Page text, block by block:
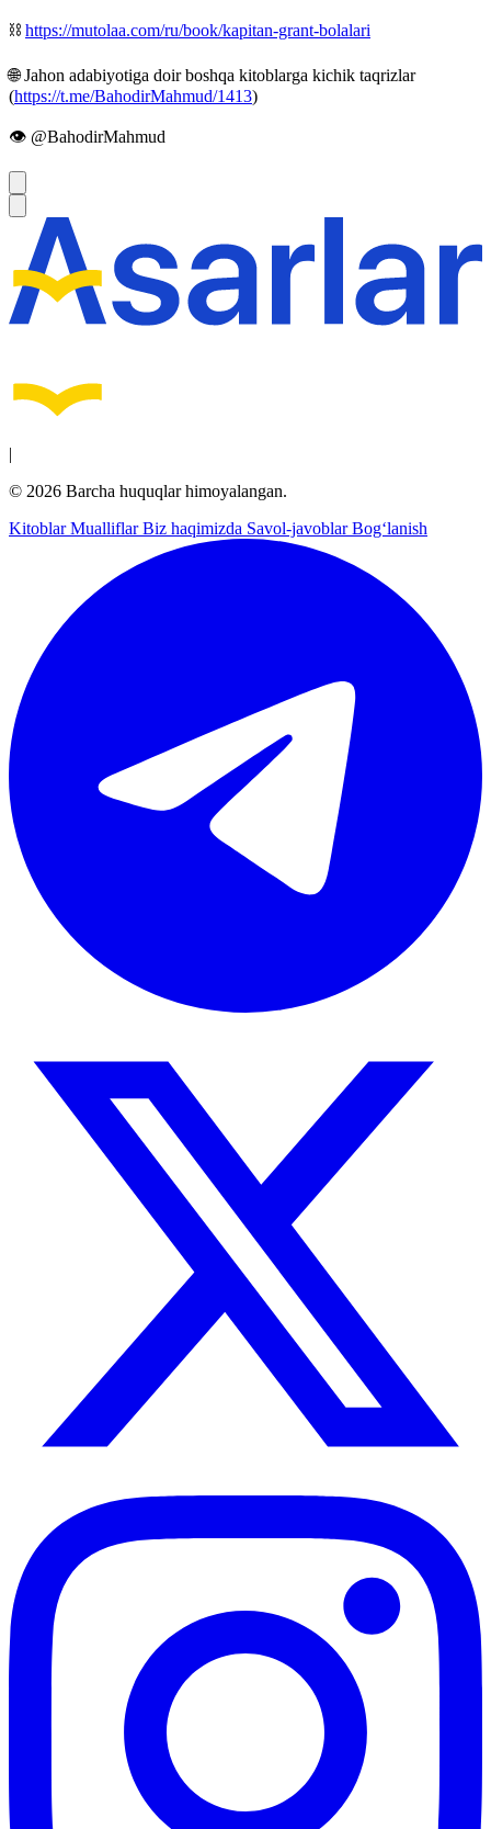
⛓️ https://mutolaa.com/ru/book/kapitan-grant-bolalari
🌐 Jahon adabiyotiga doir boshqa kitoblarga kichik taqrizlar
(https://t.me/BahodirMahmud/1413)
👁 @BahodirMahmud
|
© 2026 Barcha huquqlar himoyalangan.
KitoblarMualliflarBiz haqimizda Savol-javoblarBog‘lanish